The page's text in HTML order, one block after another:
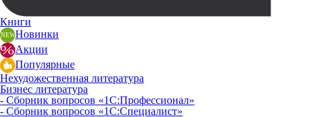
Книги
Новинки
Акции
Популярные
Нехудожественная литература
Бизнес литература
- Сборник вопросов «1С:Профессионал»
- Сборник вопросов «1С:Специалист»